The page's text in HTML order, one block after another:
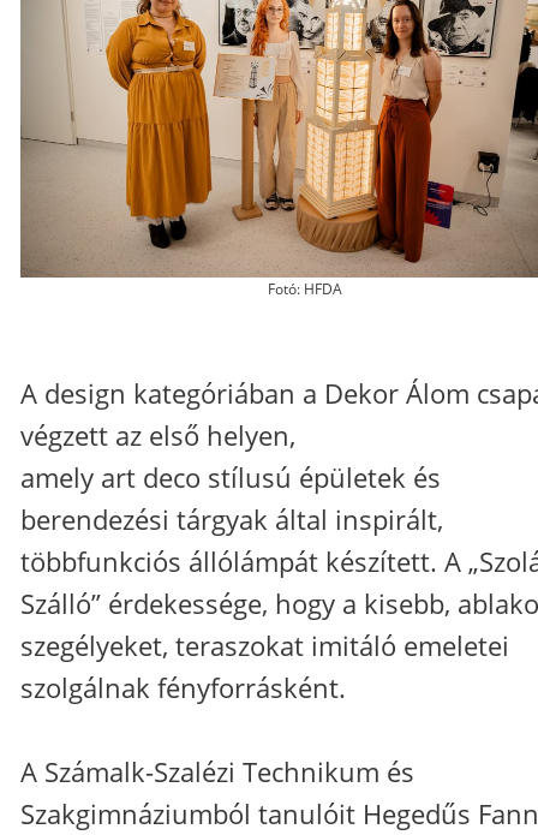
Fotó: HFDA
A design kategóriában a Dekor Álom
végzett az első helyen,
amely art deco stílusú épületek és
berendezési tárgyak által inspirált,
többfunkciós állólámpát készített. A
Szálló” érdekessége, hogy a kisebb,
szegélyeket, teraszokat imitáló emeletei
szolgálnak fényforrásként.
A Számalk-Szalézi Technikum és
Szakgimnáziumból tanulóit Hegedűs